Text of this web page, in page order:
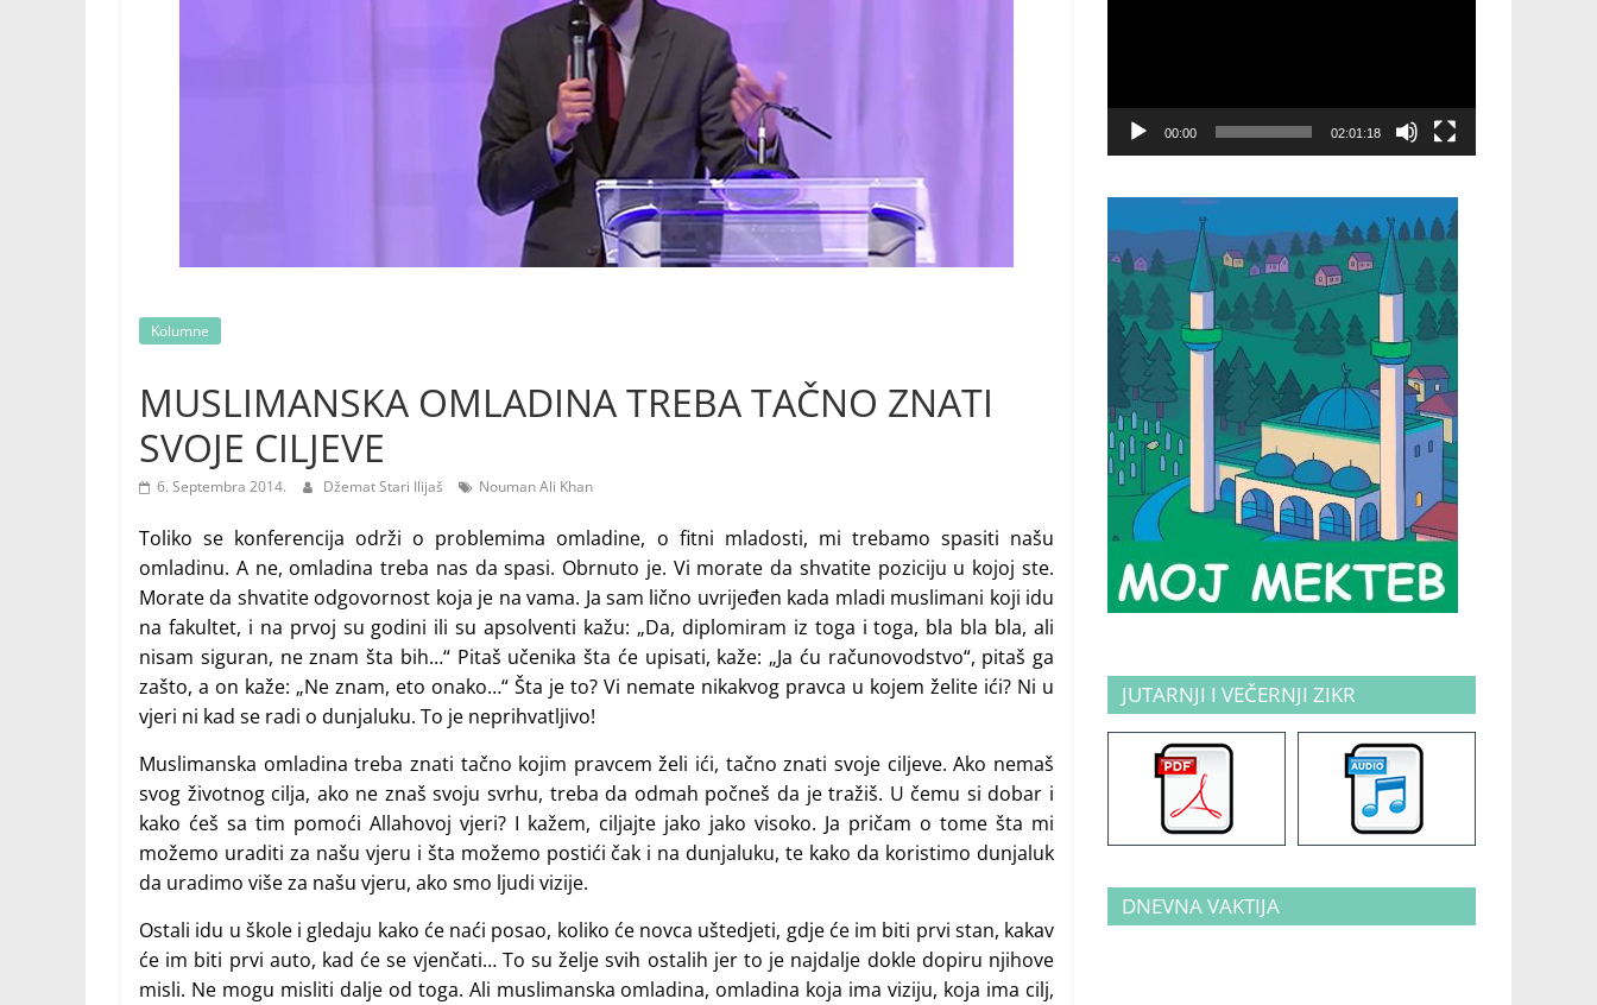
Kolumne
MUSLIMANSKA OMLADINA TREBA TAČNO ZNATI
SVOJE CILJEVE
6. Septembra 2014. Džemat Stari Ilijaš Nouman Ali Khan
Toliko se konferencija održi o problemima omladine, o fitni mladosti, mi trebamo spasiti našu
omladinu. A ne, omladina treba nas da spasi. Obrnuto je. Vi morate da shvatite poziciju u kojoj ste.
Morate da shvatite odgovornost koja je na vama. Ja sam lično uvrijeđen kada mladi muslimani koji idu
na fakultet, i na prvoj su godini ili su apsolventi kažu: „Da, diplomiram iz toga i toga, bla bla bla, ali
nisam siguran, ne znam šta bih…“ Pitaš učenika šta će upisati, kaže: „Ja ću računovodstvo“, pitaš ga
zašto, a on kaže: „Ne znam, eto onako…“ Šta je to? Vi nemate nikakvog pravca u kojem želite ići? Ni u
vjeri ni kad se radi o dunjaluku. To je neprihvatljivo!
Muslimanska omladina treba znati tačno kojim pravcem želi ići, tačno znati svoje ciljeve. Ako nemaš
svog životnog cilja, ako ne znaš svoju svrhu, treba da odmah počneš da je tražiš. U čemu si dobar i
kako ćeš sa tim pomoći Allahovoj vjeri? I kažem, ciljajte jako jako visoko. Ja pričam o tome šta mi
možemo uraditi za našu vjeru i šta možemo postići čak i na dunjaluku, te kako da koristimo dunjaluk
da uradimo više za našu vjeru, ako smo ljudi vizije.
Ostali idu u škole i gledaju kako će naći posao, koliko će novca uštedjeti, gdje će im biti prvi stan, kakav
će im biti prvi auto, kad će se vjenčati… To su želje svih ostalih jer to je najdalje dokle dopiru njihove
misli. Ne mogu misliti dalje od toga. Ali muslimanska omladina, omladina koja ima viziju, koja ima cilj,
00:00 02:01:18
JUTARNJI I VEČERNJI ZIKR
DNEVNA VAKTIJA